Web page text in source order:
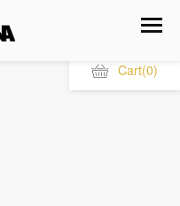
Cart(0)